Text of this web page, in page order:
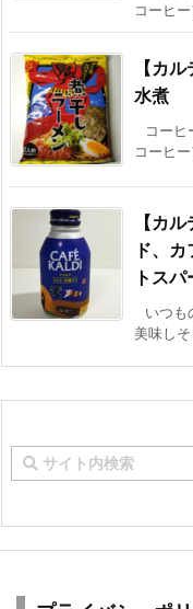
コーヒ
【カ
水煮
コーヒ
コーヒ
【カ
ド、
トス
いつも
美味し